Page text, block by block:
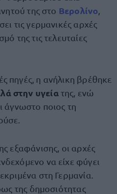
της στο Βερολίνο
τις γερμανικές αρχές
της τις τελευταίες
πηγές, η ανήλικη βρέθηκε
στην υγείατης, ενώ
άγνωστο ποιος τη
εξαφάνισης, οι αρχές
να είχε φύγει
στη Γερμανία.
της δημοσιότητας